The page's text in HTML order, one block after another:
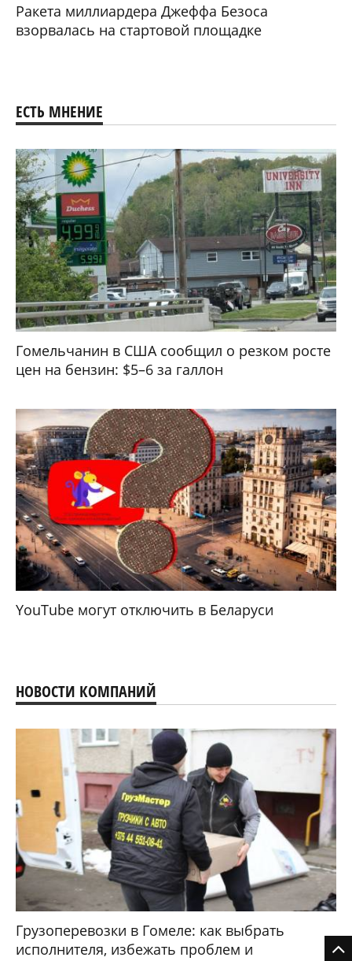
Ракета миллиардера Джеффа Безоса
взорвалась на стартовой площадке
ЕСТЬ МНЕНИЕ
Гомельчанин в США сообщил о резком росте
цен на бензин: $5–6 за галлон
YouTube могут отключить в Беларуси
НОВОСТИ КОМПАНИЙ
Грузоперевозки в Гомеле: как выбрать
исполнителя, избежать проблем и